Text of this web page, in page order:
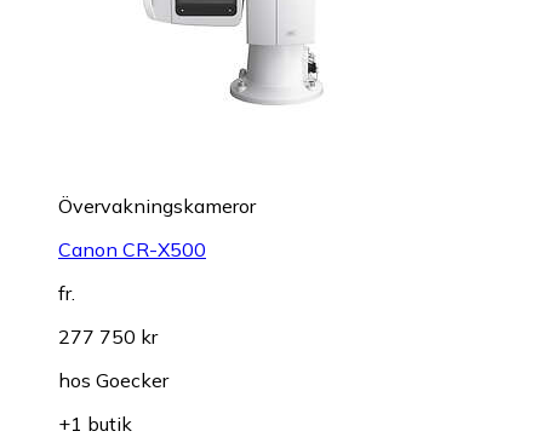
Övervakningskameror
Canon CR-X500
fr.
277 750 kr
hos Goecker
+1 butik